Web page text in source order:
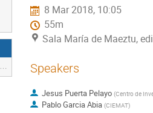
8 Mar 2018, 10:05
55m
Sala María de Maeztu,
Speakers
Jesus Puerta Pelayo (Centro de
Pablo Garcia Abia (CIEMAT)